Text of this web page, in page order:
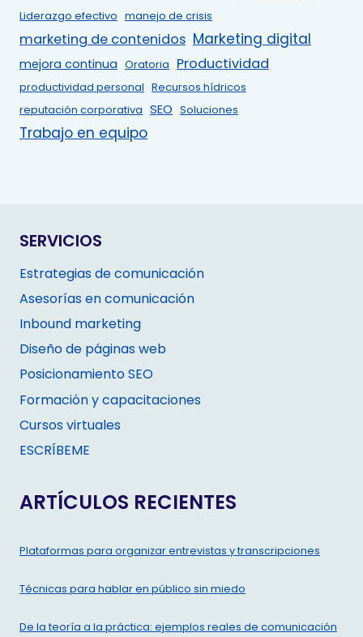
Liderazgo efectivo manejo de crisis
marketing de contenidos Marketing digital
mejora continua Oratoria Productividad
productividad personal Recursos hídricos
reputación corporativa SEO Soluciones
Trabajo en equipo
SERVICIOS
Estrategias de comunicación
Asesorías en comunicación
Inbound marketing
Diseño de páginas web
Posicionamiento SEO
Formación y capacitaciones
Cursos virtuales
ESCRÍBEME
ARTÍCULOS RECIENTES
Plataformas para organizar entrevistas y transcripciones
Técnicas para hablar en público sin miedo
De la teoría a la práctica: ejemplos reales de comunicación